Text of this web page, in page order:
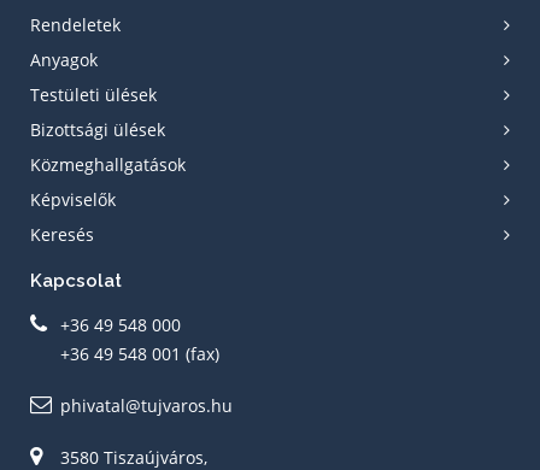
Rendeletek
Anyagok
Testületi ülések
Bizottsági ülések
Közmeghallgatások
Képviselők
Keresés
Kapcsolat
+36 49 548 000
+36 49 548 001 (fax)
phivatal@tujvaros.hu
3580 Tiszaújváros,